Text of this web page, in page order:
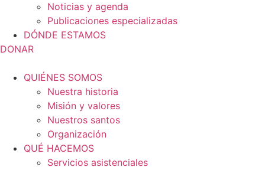
Noticias y agenda
Publicaciones especializadas
DÓNDE ESTAMOS
DONAR
QUIÉNES SOMOS
Nuestra historia
Misión y valores
Nuestros santos
Organización
QUÉ HACEMOS
Servicios asistenciales